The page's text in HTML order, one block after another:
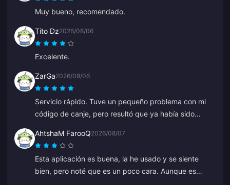
Muy bueno, recomendado.
Tito Dz2026/08/06
Excelente.
ZarGa2026/08/06
Servicio rápido. Tuve un pequeño problema con mi
código de canje, pero resultó que ya había sido
Después de contactar al soporte, el problema se
resolvió, guiado por Anna.
AhtshaM FarooQ2026/08/07
Esta aplicación es buena, la he usado y se siente
bien, pero noté que es un poco cara. Aunque es